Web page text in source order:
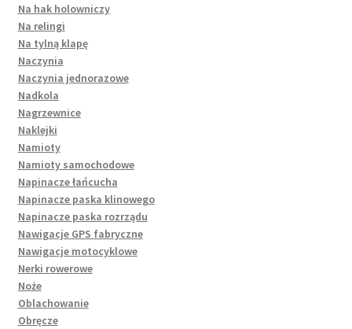
Na hak holowniczy
Na relingi
Na tylną klapę
Naczynia
Naczynia jednorazowe
Nadkola
Nagrzewnice
Naklejki
Namioty
Namioty samochodowe
Napinacze łańcucha
Napinacze paska klinowego
Napinacze paska rozrządu
Nawigacje GPS fabryczne
Nawigacje motocyklowe
Nerki rowerowe
Noże
Oblachowanie
Obręcze